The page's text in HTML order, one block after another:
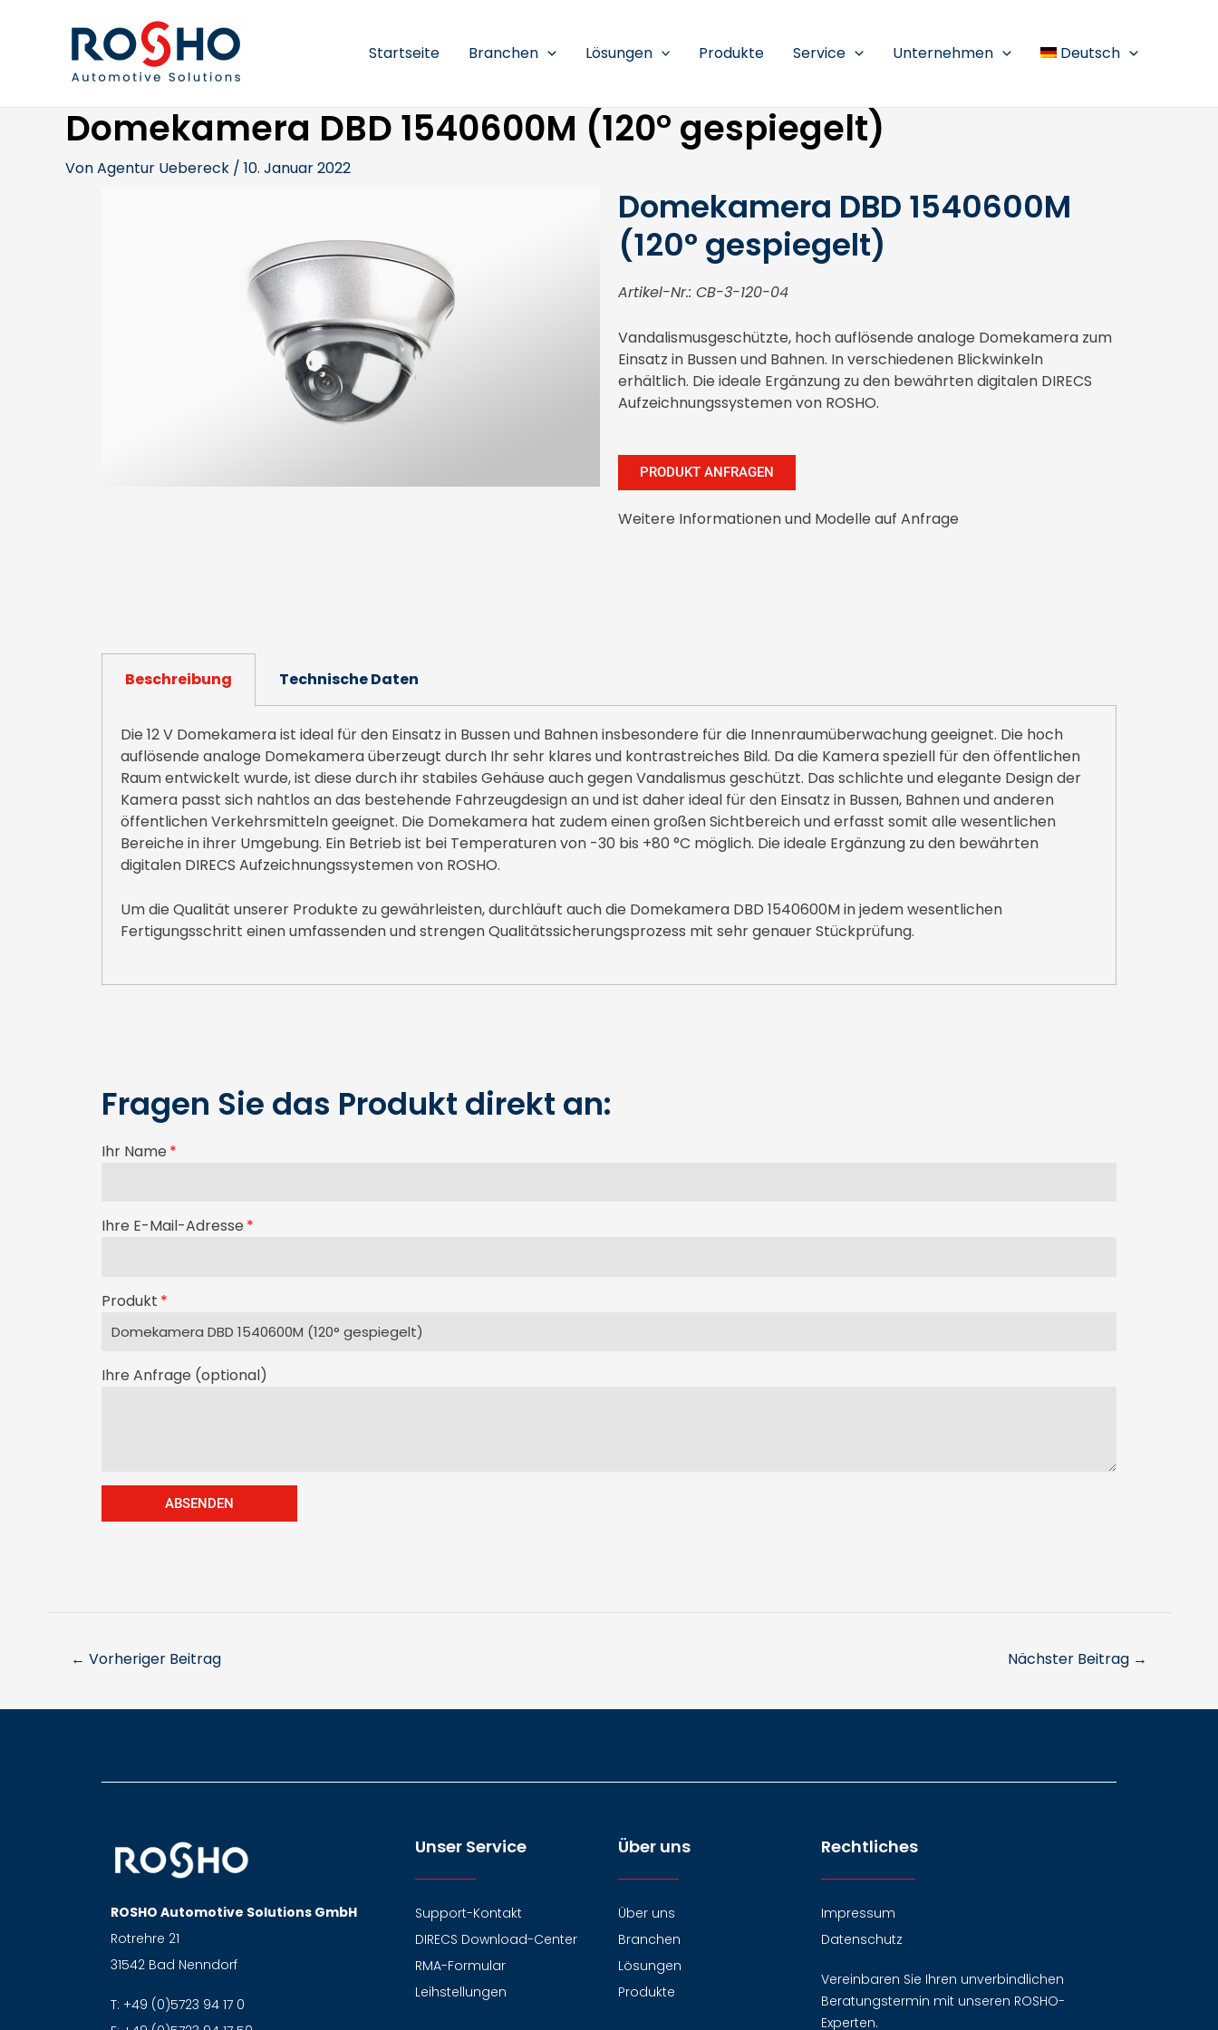
Startseite Branchen Lösungen Produkte Service Unternehmen Deutsch
Domekamera DBD 1540600M (120° gespiegelt)
VonAgentur Uebereck / 10. Januar 2022
Domekamera DBD 1540600M
(120° gespiegelt)
Artikel-Nr.: CB-3-120-04
Vandalismusgeschützte, hoch auflösende analoge Domekamera zum
Einsatz in Bussen und Bahnen. In verschiedenen Blickwinkeln
erhältlich. Die ideale Ergänzung zu den bewährten digitalen DIRECS
Aufzeichnungssystemen von ROSHO.
PRODUKT ANFRAGEN
Weitere Informationen und Modelle auf Anfrage
Beschreibung Technische Daten
Die 12 V Domekamera ist ideal für den Einsatz in Bussen und Bahnen insbesondere für die Innenraumüberwachung geeignet. Die hoch
auflösende analoge Domekamera überzeugt durch Ihr sehr klares und kontrastreiches Bild. Da die Kamera speziell für den öffentlichen
Raum entwickelt wurde, ist diese durch ihr stabiles Gehäuse auch gegen Vandalismus geschützt. Das schlichte und elegante Design der
Kamera passt sich nahtlos an das bestehende Fahrzeugdesign an und ist daher ideal für den Einsatz in Bussen, Bahnen und anderen
öffentlichen Verkehrsmitteln geeignet. Die Domekamera hat zudem einen großen Sichtbereich und erfasst somit alle wesentlichen
Bereiche in ihrer Umgebung. Ein Betrieb ist bei Temperaturen von -30 bis +80 °C möglich. Die ideale Ergänzung zu den bewährten
digitalen DIRECS Aufzeichnungssystemen von ROSHO.
Um die Qualität unserer Produkte zu gewährleisten, durchläuft auch die Domekamera DBD 1540600M in jedem wesentlichen
Fertigungsschritt einen umfassenden und strengen Qualitätssicherungsprozess mit sehr genauer Stückprüfung.
Fragen Sie das Produkt direkt an:
Ihr Name
Ihre E-Mail-Adresse
Produkt
Ihre Anfrage (optional)
ABSENDEN
← Vorheriger Beitrag Nächster Beitrag →
ROSHO Automotive Solutions GmbH
Rotrehre 21
31542 Bad Nenndorf
T: +49 (0)5723 94 17 0
Unser Service
Support-Kontakt
DIRECS Download-Center
RMA-Formular
Leihstellungen
Über uns
Über uns
Branchen
Lösungen
Produkte
Rechtliches
Impressum
Datenschutz
Vereinbaren Sie Ihren unverbindlichen
Beratungstermin mit unseren ROSHO-
Experten.